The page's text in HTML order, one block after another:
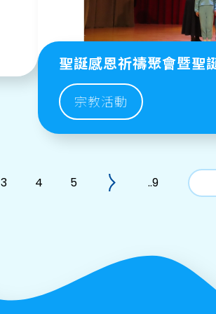
聖誕感恩祈禱聚會暨聖
宗教活動
3 4 5 ..9